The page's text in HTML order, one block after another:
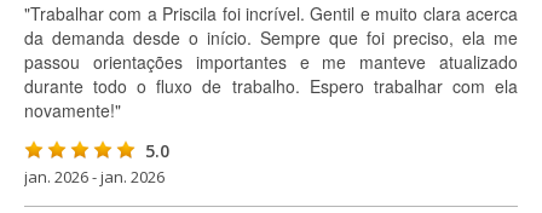
"Trabalhar com a Priscila foi incrível. Gentil e muito clara acerca
da demanda desde o início. Sempre que foi preciso, ela me
passou orientações importantes e me manteve atualizado
durante todo o fluxo de trabalho. Espero trabalhar com ela
novamente!"
5.0
jan. 2026 - jan. 2026